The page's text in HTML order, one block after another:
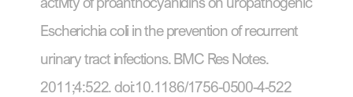
Escherichia coli in the prevention of recurrent
urinary tract infections. BMC Res Notes.
2011;4:522. doi:10.1186/1756-0500-4-522